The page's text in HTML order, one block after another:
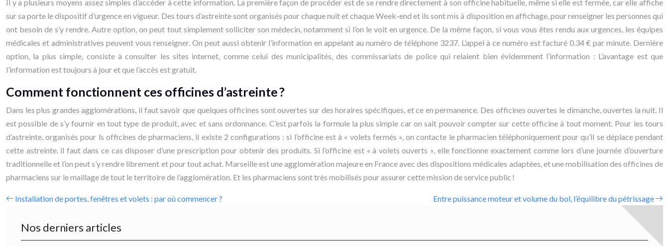
Il y a plusieurs moyens assez simples d’accéder à cette information. La première façon de procéder est de se rendre directement à son officine habituelle, même si elle est fermée, car elle affiche
sur sa porte le dispositif d’urgence en vigueur. Des tours d’astreinte sont organisés pour chaque nuit et chaque Week-end et ils sont mis à disposition en affichage, pour renseigner les personnes qui
ont besoin de s’y rendre. Autre option, on peut tout simplement solliciter son médecin, notamment si l’on le voit en urgence. De la même façon, si vous vous êtes rendu aux urgences, les équipes
médicales et administratives peuvent vous renseigner. On peut aussi obtenir l’information en appelant au numéro de téléphone 3237. L’appel à ce numéro est facturé 0.34 € par minute. Dernière
option, la plus simple, consiste à consulter les sites internet, comme celui des municipalités, des commissariats de police qui relaient bien évidemment l’information : L’avantage est que
l’information est toujours à jour et que l’accès est gratuit.
Comment fonctionnent ces officines d’astreinte ?
Dans les plus grandes agglomérations, il faut savoir que quelques officines sont ouvertes sur des horaires spécifiques, et ce en permanence. Des officines ouvertes le dimanche, ouvertes la nuit. Il
est possible de s’y fournir en tout type de produit, avec et sans ordonnance. C’est parfois la formule la plus simple car on sait pouvoir compter sur cette officine à tout moment. Pour les tours
d’astreinte, organisés pour ls officines de pharmaciens, il existe 2 configurations : si l’officine est à « volets fermés », on contacte le pharmacien téléphoniquement pour qu’il se déplace pendant
cette astreinte. il faut dans ce cas disposer d’une prescription pour obtenir des produits. Si l’officine est « à volets ouverts », elle fonctionne exactement comme lors d’une journée d’ouverture
traditionnelle et l’on peut s’y rendre librement et pour tout achat. Marseille est une agglomération majeure en France avec des dispositions médicales adaptées, et une mobilisation des officines de
pharmaciens sur le maillage de tout le territoire de l’agglomération. Et les pharmaciens sont très mobilisés pour assurer cette mission de service public !
Installation de portes, fenêtres et volets : par où commencer ? Entre puissance moteur et volume du bol, l’équilibre du pétrissage
Nos derniers articles